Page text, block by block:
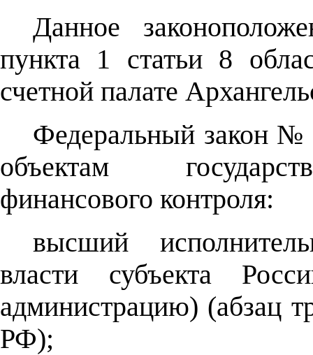
Данное
пункта 1 статьи 8
счетной палате
Федеральный закон №
объектам
финансового контроля:
высший
власти субъекта
администрацию) (абзац
РФ);